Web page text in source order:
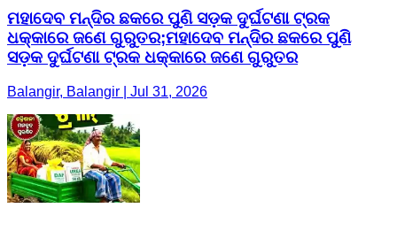
ମହାଦେବ ମନ୍ଦିର ଛକରେ ପୁଣି ସଡ଼କ ଦୁର୍ଘଟଣା ଟ୍ରକ
ଧକ୍କାରେ ଜଣେ ଗୁରୁତର;ମହାଦେବ ମନ୍ଦିର ଛକରେ ପୁଣି
ସଡ଼କ ଦୁର୍ଘଟଣା ଟ୍ରକ ଧକ୍କାରେ ଜଣେ ଗୁରୁତର
Balangir, Balangir | Jul 31, 2026